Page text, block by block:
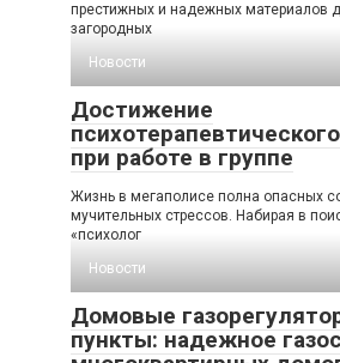
престижных и надежных материалов
загородных
Новости
Достижение
при работе в группе
Жизнь в мегаполисе полна опасных
мучительных стрессов. Набирая в
«психолог
Новости
Домовые
пункты: надежное